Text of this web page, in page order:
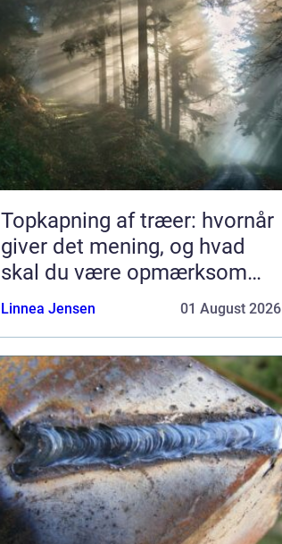
Topkapning af træer: hvornår
giver det mening, og hvad
skal du være opmærksom
på?
Linnea Jensen 01 August 2026